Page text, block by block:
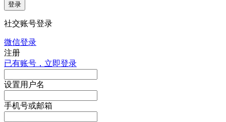
登录
社交账号登录
微信登录
注册
已有账号，立即登录
设置用户名
手机号或邮箱